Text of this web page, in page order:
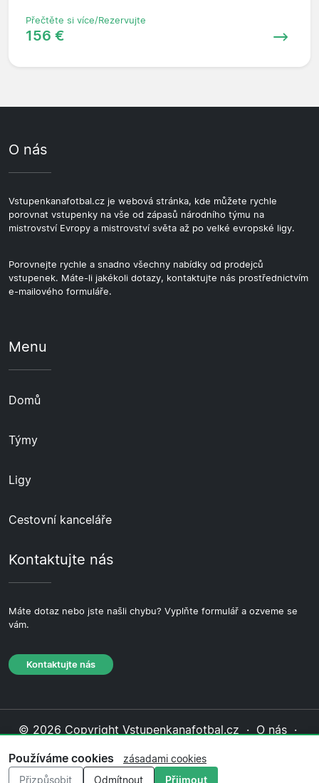
Přečtěte si více/Rezervujte
156 €
O nás
Vstupenkanafotbal.cz je webová stránka, kde můžete rychle
porovnat vstupenky na vše od zápasů národního týmu na
mistrovství Evropy a mistrovství světa až po velké evropské ligy.
Porovnejte rychle a snadno všechny nabídky od prodejců
vstupenek. Máte-li jakékoli dotazy, kontaktujte nás prostřednictvím
e-mailového formuláře.
Menu
Domů
Týmy
Ligy
Cestovní kanceláře
Kontaktujte nás
Máte dotaz nebo jste našli chybu? Vyplňte formulář a ozveme se
vám.
Kontaktujte nás
© 2026 Copyright Vstupenkanafotbal.cz · O nás ·
cookies·Redakční zásady
Používáme cookies
zásadami cookies
Přizpůsobit
Odmítnout Přijmout